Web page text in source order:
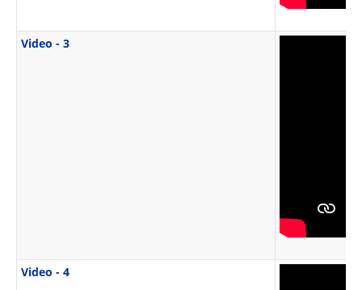
Video - 3
Video - 4